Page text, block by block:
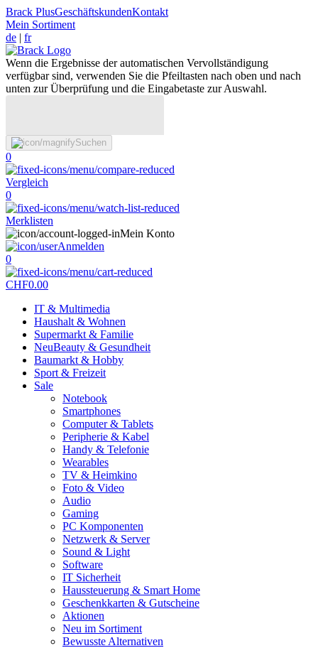
Brack PlusGeschäftskundenKontakt
Mein Sortiment
de | fr
Wenn die Ergebnisse der automatischen Vervollständigung
verfügbar sind, verwenden Sie die Pfeiltasten nach oben und nach
unten zur Überprüfung und die Eingabetaste zur Auswahl.
Suchen
0
Vergleich
0
Merklisten
Mein Konto
Anmelden
0
CHF0.00
IT & Multimedia
Haushalt & Wohnen
Supermarkt & Familie
NeuBeauty & Gesundheit
Baumarkt & Hobby
Sport & Freizeit
Sale
Notebook
Smartphones
Computer & Tablets
Peripherie & Kabel
Handy & Telefonie
Wearables
TV & Heimkino
Foto & Video
Audio
Gaming
PC Komponenten
Netzwerk & Server
Sound & Light
Software
IT Sicherheit
Haussteuerung & Smart Home
Geschenkkarten & Gutscheine
Aktionen
Neu im Sortiment
Bewusste Alternativen